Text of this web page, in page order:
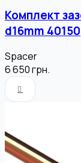
Комплект
d16mm 40150
Spacer
6 650грн.